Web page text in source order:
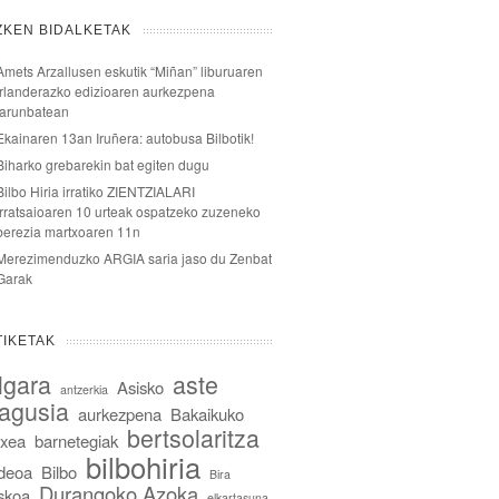
BIDALKETAK
Arzallusen eskutik “Miñan” liburuaren
edizioaren aurkezpena
13an Iruñera: autobusa Bilbotik!
grebarekin bat egiten dugu
Hiria irratiko ZIENTZIALARI
10 urteak ospatzeko zuzeneko
martxoaren 11n
ARGIA saria jaso du Zenbat
antzerkia Asisko aste
aurkezpena Bakaikuko
barnetegiak bertsolaritza
Bilbo bilbohiria Bira